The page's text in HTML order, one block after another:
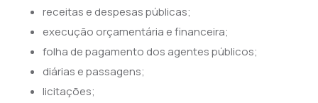
receitas e despesas públicas;
execução orçamentária e financeira;
folha de pagamento dos agentes públicos;
diárias e passagens;
licitações;